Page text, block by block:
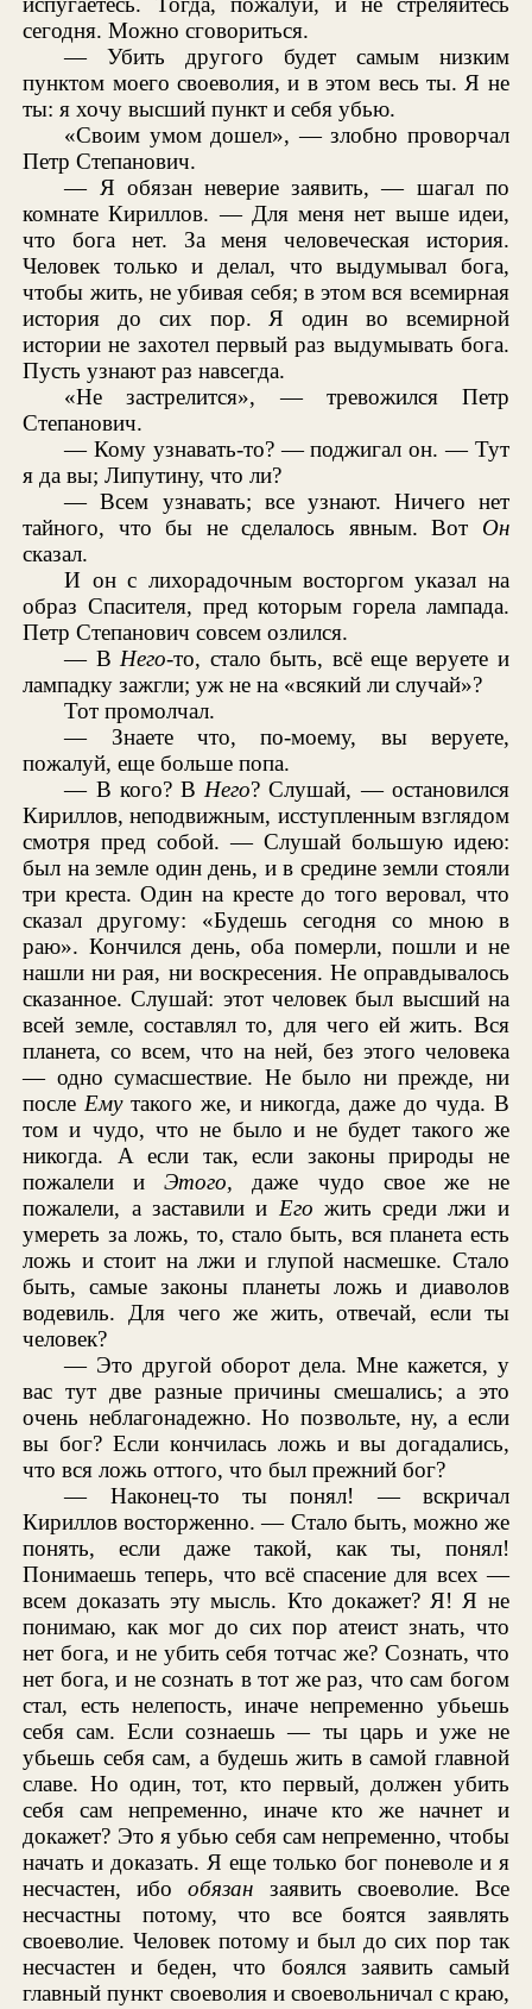
сегодня. Можно сговориться.
— Убить другого будет самым низким
пунктом моего своеволия, и в этом весь ты. Я не
ты: я хочу высший пункт и себя убью.
«Своим умом дошел», — злобно проворчал
Петр Степанович.
— Я обязан неверие заявить, — шагал по
комнате Кириллов. — Для меня нет выше идеи,
что бога нет. За меня человеческая история.
Человек только и делал, что выдумывал бога,
чтобы жить, не убивая себя; в этом вся всемирная
история до сих пор. Я один во всемирной
истории не захотел первый раз выдумывать бога.
Пусть узнают раз навсегда.
«Не застрелится», — тревожился Петр
Степанович.
— Кому узнавать-то? — поджигал он. — Тут
я да вы; Липутину, что ли?
— Всем узнавать; все узнают. Ничего нет
тайного, что бы не сделалось явным. Вот Он
сказал.
И он с лихорадочным восторгом указал на
образ Спасителя, пред которым горела лампада.
Петр Степанович совсем озлился.
— В Него-то, стало быть, всё еще веруете и
лампадку зажгли; уж не на «всякий ли случай»?
Тот промолчал.
— Знаете что, по-моему, вы веруете,
пожалуй, еще больше попа.
— В кого? В Него? Слушай, — остановился
Кириллов, неподвижным, исступленным взглядом
смотря пред собой. — Слушай большую идею:
был на земле один день, и в средине земли стояли
три креста. Один на кресте до того веровал, что
сказал другому: «Будешь сегодня со мною в
раю». Кончился день, оба померли, пошли и не
нашли ни рая, ни воскресения. Не оправдывалось
сказанное. Слушай: этот человек был высший на
всей земле, составлял то, для чего ей жить. Вся
планета, со всем, что на ней, без этого человека
— одно сумасшествие. Не было ни прежде, ни
после Емутакого же, и никогда, даже до чуда. В
том и чудо, что не было и не будет такого же
никогда. А если так, если законы природы не
пожалели иЭтого, даже чудо свое же не
пожалели, а заставили и Его жить среди лжи и
умереть за ложь, то, стало быть, вся планета есть
ложь и стоит на лжи и глупой насмешке. Стало
быть, самые законы планеты ложь и диаволов
водевиль. Для чего же жить, отвечай, если ты
человек?
— Это другой оборот дела. Мне кажется, у
вас тут две разные причины смешались; а это
очень неблагонадежно. Но позвольте, ну, а если
вы бог? Если кончилась ложь и вы догадались,
что вся ложь оттого, что был прежний бог?
— Наконец-то ты понял! — вскричал
Кириллов восторженно. — Стало быть, можно же
понять, если даже такой, как ты, понял!
Понимаешь теперь, что всё спасение для всех —
всем доказать эту мысль. Кто докажет? Я! Я не
понимаю, как мог до сих пор атеист знать, что
нет бога, и не убить себя тотчас же? Сознать, что
нет бога, и не сознать в тот же раз, что сам богом
стал, есть нелепость, иначе непременно убьешь
себя сам. Если сознаешь — ты царь и уже не
убьешь себя сам, а будешь жить в самой главной
славе. Но один, тот, кто первый, должен убить
себя сам непременно, иначе кто же начнет и
докажет? Это я убью себя сам непременно, чтобы
начать и доказать. Я еще только бог поневоле и я
несчастен, ибообязан заявить своеволие. Все
несчастны потому, что все боятся заявлять
своеволие. Человек потому и был до сих пор так
несчастен и беден, что боялся заявить самый
главный пункт своеволия и своевольничал с краю,